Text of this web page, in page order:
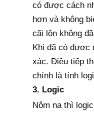
có được cách
hơn và không
cãi lộn không
Khi đã có được
xác. Điều tiếp
chính là tính
3. Logic
Nôm na thì